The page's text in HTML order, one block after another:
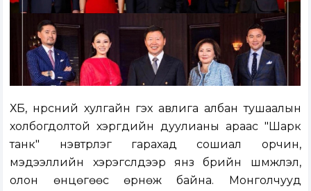
ХБ, нүүрсний хулгайн гэх авлига албан тушаалын
холбогдолтой хэргүүдийн дуулианы араас "Шарк
танк" нэвтрүүлэг гарахад сошиал орчин,
мэдээллийн хэрэгслүүдээр янз бүрийн шүүмжлэл,
олон өнцөгөөс өрнөж байна. Монголчууд